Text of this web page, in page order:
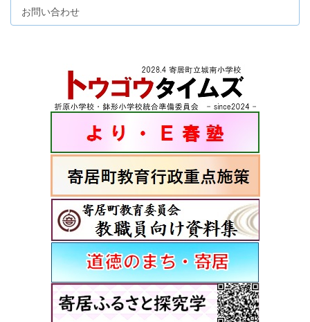
お問い合わせ